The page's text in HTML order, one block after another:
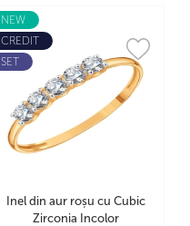
NEW
CREDIT
SET
Inel din aur roșu cu Cubic
Zirconia Incolor